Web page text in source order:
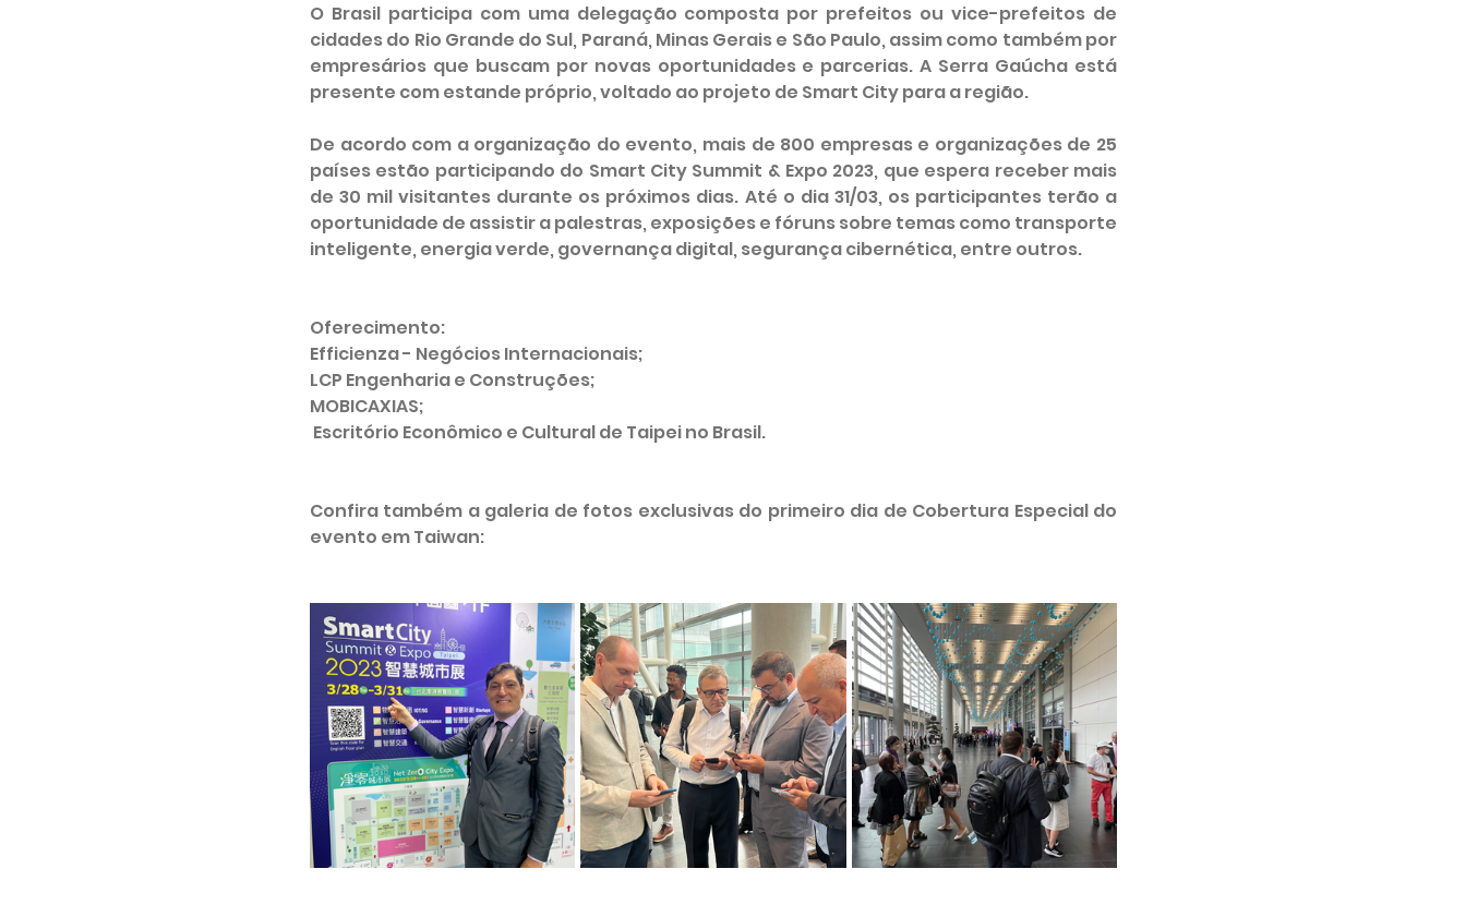
O Brasil participa com uma delegação composta por prefeitos ou vice-prefeitos de
cidades do Rio Grande do Sul, Paraná, Minas Gerais e São Paulo, assim como também por
empresários que buscam por novas oportunidades e parcerias. A Serra Gaúcha está
presente com estande próprio, voltado ao projeto de Smart City para a região.
De acordo com a organização do evento, mais de 800 empresas e organizações de 25
países estão participando do Smart City Summit & Expo 2023, que espera receber mais
de 30 mil visitantes durante os próximos dias. Até o dia 31/03, os participantes terão a
oportunidade de assistir a palestras, exposições e fóruns sobre temas como transporte
inteligente, energia verde, governança digital, segurança cibernética, entre outros.
Oferecimento:
Efficienza - Negócios Internacionais;
LCP Engenharia e Construções;
MOBICAXIAS;
Escritório Econômico e Cultural de Taipei no Brasil.
Confira também a galeria de fotos exclusivas do primeiro dia de Cobertura Especial do
evento em Taiwan: